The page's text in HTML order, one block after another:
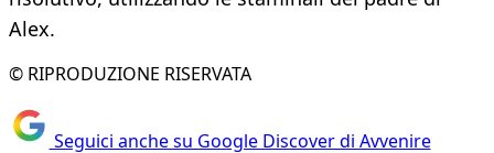
Alex.
© RIPRODUZIONE RISERVATA
Seguici anche su Google Discover di Avvenire